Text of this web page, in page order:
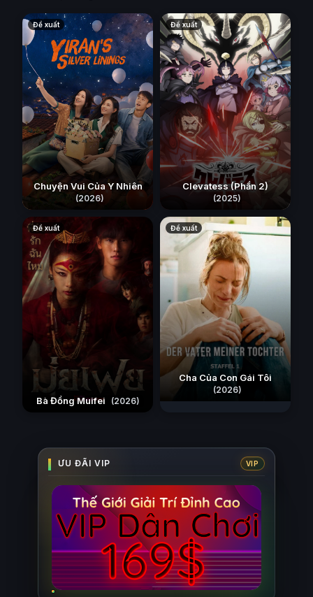
Đề xuất
Chuyện Vui Của Y Nhiên
(2026)
Đề xuất
Clevatess (Phần 2)
(2025)
Đề xuất
Bà Đồng Muifei (2026)
Đề xuất
Cha Của Con Gái Tôi
(2026)